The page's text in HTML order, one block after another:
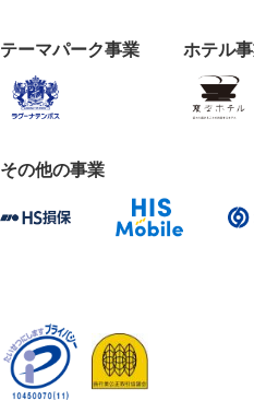
テーマパーク事業 ホテル
その他の事業